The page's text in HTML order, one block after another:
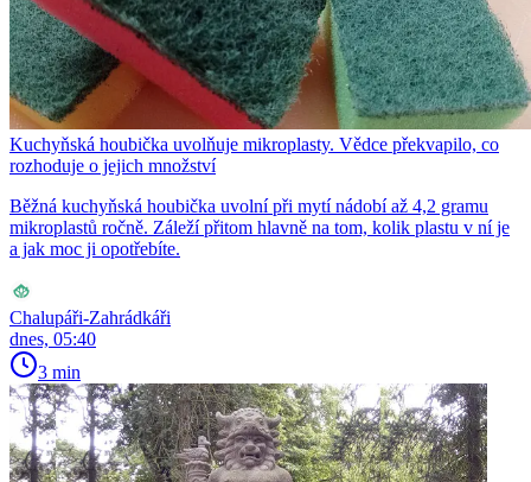
Kuchyňská houbička uvolňuje mikroplasty. Vědce překvapilo, co
rozhoduje o jejich množství
Běžná kuchyňská houbička uvolní při mytí nádobí až 4,2 gramu
mikroplastů ročně. Záleží přitom hlavně na tom, kolik plastu v ní je
a jak moc ji opotřebíte.
Chalupáři-Zahrádkáři
dnes, 05:40
3 min